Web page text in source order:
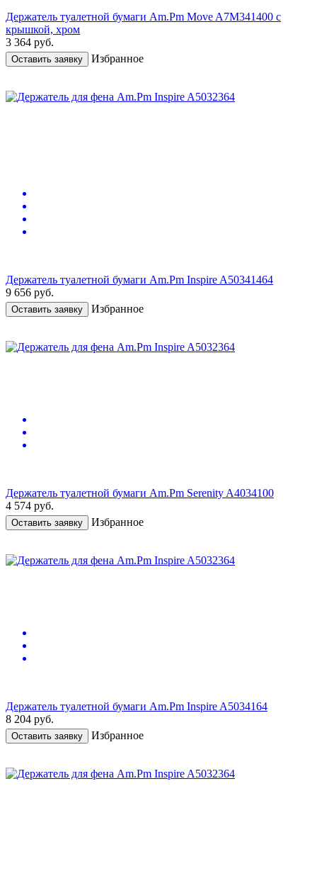
Держатель туалетной бумаги Am.Pm Move A7M341400 с
крышкой, хром
3 364 руб.
Оставить заявку Избранное
Держатель туалетной бумаги Am.Pm Inspire A50341464
9 656 руб.
Оставить заявку Избранное
Держатель туалетной бумаги Am.Pm Serenity A4034100
4 574 руб.
Оставить заявку Избранное
Держатель туалетной бумаги Am.Pm Inspire A5034164
8 204 руб.
Оставить заявку Избранное